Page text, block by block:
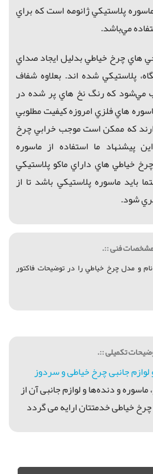
مي‌باشد.
هاي چرخ خياطي بدليل ايجاد صداي
پلاستيكي شده اند. بعلاوه شفاف
مي‌شود كه رنگ نخ هاي پر شده در
هاي فلزي امروزه كيفيت مطلوبي
كه ممكن است موجب خرابي چرخ
پيشنهاد ما استفاده از ماسوره
خياطي هاي داراي ماكو پلاستيكي
و پلير حتما بايد ماسوره پلاستيكي باشد تا از
شود.
فنی ::.
و مدل چرخ خياطي را در توضيحات فاكتور
تکمیلی ::.
جانبی چرخ خياطی و سردوز
ماسوره و دنده‌ها و لوازم جانبی آن از
خیاطی خدمتتان ارايه می گردد